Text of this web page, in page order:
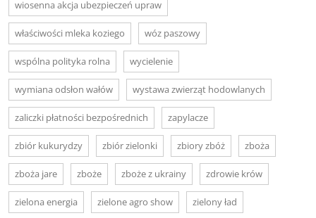
wiosenna akcja ubezpieczeń upraw
właściwości mleka koziego wóz paszowy
wspólna polityka rolna wycielenie
wymiana odsłon wałów wystawa zwierząt hodowlanych
zaliczki płatności bezpośrednich zapylacze
zbiór kukurydzy zbiór zielonki zbiory zbóż zboża
zboża jare zboże zboże z ukrainy zdrowie krów
zielona energia zielone agro show zielony ład